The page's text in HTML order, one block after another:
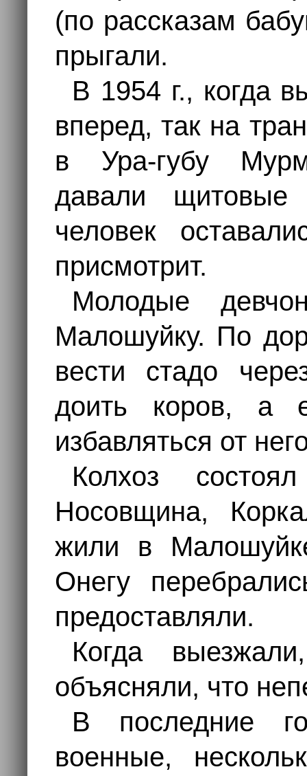
(по рассказам
прыгали.
В 1954 г., когда
вперед, так на
в Ура-губу
давали
человек
присмотрит.
Молодые
Малошуйку. По
вести стадо
доить коров, а
избавляться от
Колхоз
Носовщина,
жили в
Онегу
предоставляли.
Когда
объясняли, что
В последние
военные,